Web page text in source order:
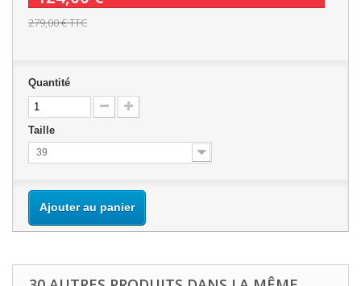
279,00 €TTC
Quantité
Taille
39
Ajouter au panier